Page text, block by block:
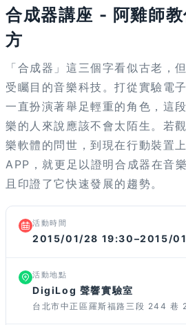
合成器講座 - 阿雞師
方
「合成器」這三個字看似古老，
受矚目的音樂科技。打從實驗電
一直扮演著舉足輕重的角色，這
樂的人來說應該不會太陌生。若
樂軟體的問世，到現在行動裝置
APP，就更足以證明合成器在音
且印證了它快速發展的趨勢。
活動時間
2015/01/28 19:30–2015/
活動地點
DigiLog 聲響實驗室
台北市中正區羅斯福路三段 244